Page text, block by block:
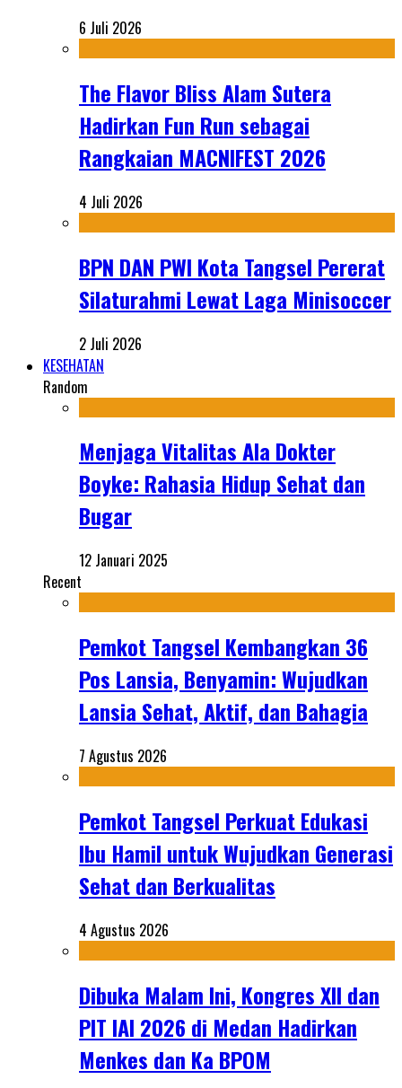
6 Juli 2026
The Flavor Bliss Alam Sutera
Hadirkan Fun Run sebagai
Rangkaian MACNIFEST 2026
4 Juli 2026
BPN DAN PWI Kota Tangsel Pererat
Silaturahmi Lewat Laga Minisoccer
2 Juli 2026
KESEHATAN
Random
Menjaga Vitalitas Ala Dokter
Boyke: Rahasia Hidup Sehat dan
Bugar
12 Januari 2025
Recent
Pemkot Tangsel Kembangkan 36
Pos Lansia, Benyamin: Wujudkan
Lansia Sehat, Aktif, dan Bahagia
7 Agustus 2026
Pemkot Tangsel Perkuat Edukasi
Ibu Hamil untuk Wujudkan Generasi
Sehat dan Berkualitas
4 Agustus 2026
Dibuka Malam Ini, Kongres XII dan
PIT IAI 2026 di Medan Hadirkan
Menkes dan Ka BPOM